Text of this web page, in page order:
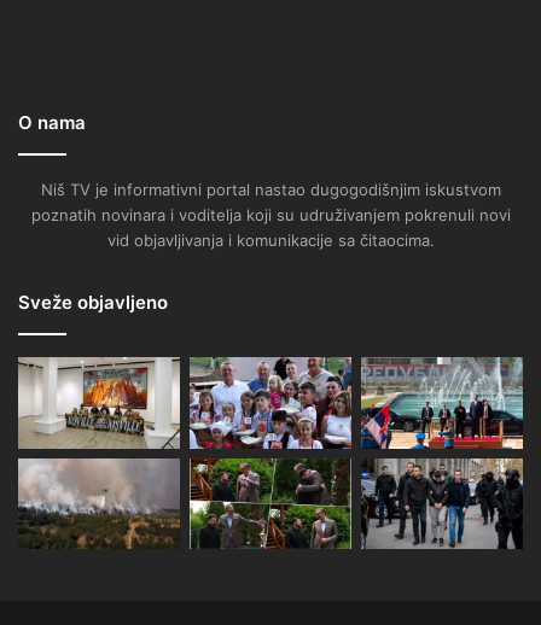
O nama
Niš TV je informativni portal nastao dugogodišnjim iskustvom
poznatih novinara i voditelja koji su udruživanjem pokrenuli novi
vid objavljivanja i komunikacije sa čitaocima.
Sveže objavljeno